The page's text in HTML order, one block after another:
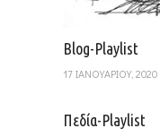
Blog-Playlist
17 ΙΑΝΟΥΑΡΊΟΥ, 2020
Πεδία-Playlist